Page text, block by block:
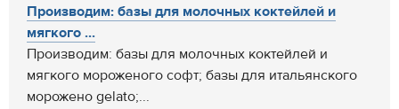
Производим: базы для молочных коктейлей и
мягкого ...
Производим: базы для молочных коктейлей и
мягкого мороженого софт; базы для итальянского
морожено gelato;...